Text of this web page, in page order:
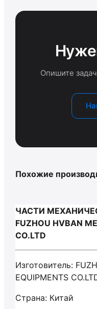
Опишите
Похожие
ЧАСТИ
FUZHOU HVBAN
CO.LTD
Изготовитель:
EQUIPMENTS
Страна: Китай